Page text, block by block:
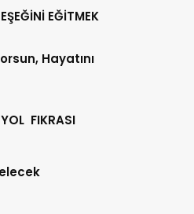
EĞİTMEK
Hayatını
FIKRASI